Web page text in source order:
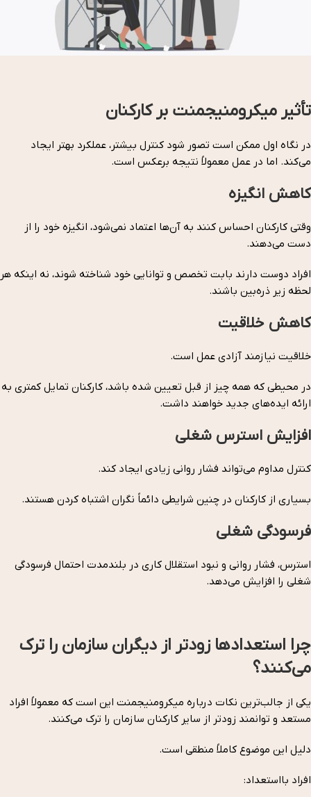
تأثیر میکرومنیجمنت بر کارکنان
در نگاه اول ممکن است تصور شود کنترل بیشتر، عملکرد بهتر ایجاد
می‌کند. اما در عمل معمولاً نتیجه برعکس است.
کاهش انگیزه
وقتی کارکنان احساس کنند به آن‌ها اعتماد نمی‌شود، انگیزه خود را از
دست می‌دهند.
افراد دوست دارند بابت تخصص و توانایی خود شناخته شوند، نه اینکه هر
لحظه زیر ذره‌بین باشند.
کاهش خلاقیت
خلاقیت نیازمند آزادی عمل است.
در محیطی که همه چیز از قبل تعیین شده باشد، کارکنان تمایل کمتری به
ارائه ایده‌های جدید خواهند داشت.
افزایش استرس شغلی
کنترل مداوم می‌تواند فشار روانی زیادی ایجاد کند.
بسیاری از کارکنان در چنین شرایطی دائماً نگران اشتباه کردن هستند.
فرسودگی شغلی
استرس، فشار روانی و نبود استقلال کاری در بلندمدت احتمال فرسودگی
شغلی را افزایش می‌دهد.
چرا استعدادها زودتر از دیگران سازمان را ترک
می‌کنند؟
یکی از جالب‌ترین نکات درباره میکرومنیجمنت این است که معمولاً افراد
مستعد و توانمند زودتر از سایر کارکنان سازمان را ترک می‌کنند.
دلیل این موضوع کاملاً منطقی است.
افراد بااستعداد: